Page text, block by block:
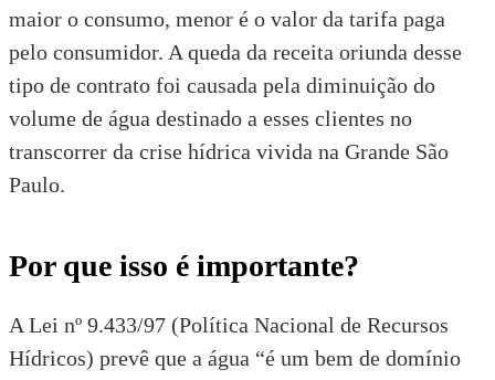
maior o consumo, menor é o valor da tarifa paga
pelo consumidor. A queda da receita oriunda desse
tipo de contrato foi causada pela diminuição do
volume de água destinado a esses clientes no
transcorrer da crise hídrica vivida na Grande São
Paulo.
Por que isso é importante?
A Lei nº 9.433/97 (Política Nacional de Recursos
Hídricos) prevê que a água “é um bem de domínio